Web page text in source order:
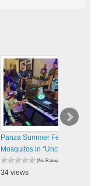
Panza Summer Fest 2026. The
Mosquitos in “Unchained
(No Ratings Yet)
34 views